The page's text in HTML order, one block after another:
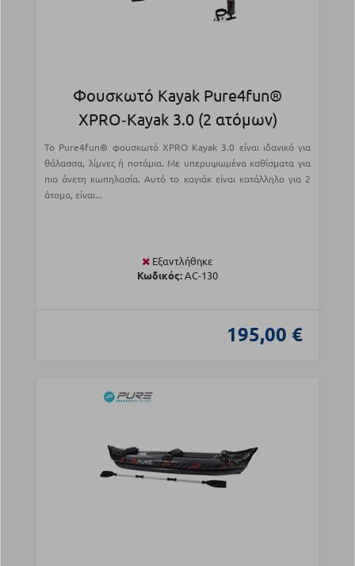
Φουσκωτό Kayak Pure4fun®
XPRO‑Kayak 3.0 (2 ατόμων)
Το Pure4fun® φουσκωτό XPRO Kayak 3.0 είναι ιδανικό για
θάλασσα, λίμνες ή ποτάμια. Με υπερυψωμένα καθίσματα για
πιο άνετη κωπηλασία. Αυτό το καγιάκ είναι κατάλληλο για 2
άτομα, είναι...
Εξαντλήθηκε
Κωδικός:AC-130
195,00 €